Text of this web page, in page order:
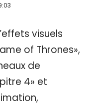
visuels
of Thrones»,
de
4» et